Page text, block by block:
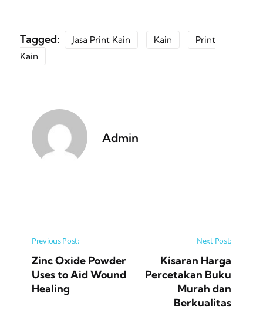
Tagged: Jasa Print Kain Kain
Print
Kain
Admin
Post navigation
Previous Post:
Zinc Oxide Powder
Uses to Aid Wound
Healing
Next Post:
Kisaran Harga
Percetakan Buku
Murah dan
Berkualitas